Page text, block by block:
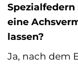
eine
lassen?
Ja, nach dem